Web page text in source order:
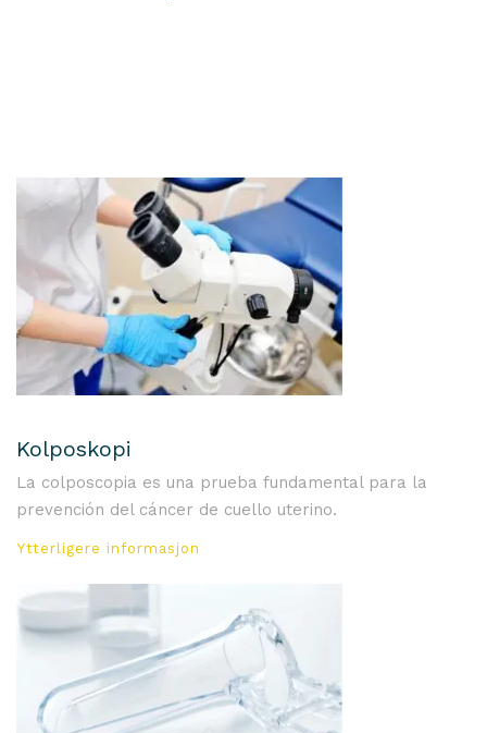
Kolposkopi
La colposcopia es una prueba fundamental para la
prevención del cáncer de cuello uterino.
Ytterligere informasjon